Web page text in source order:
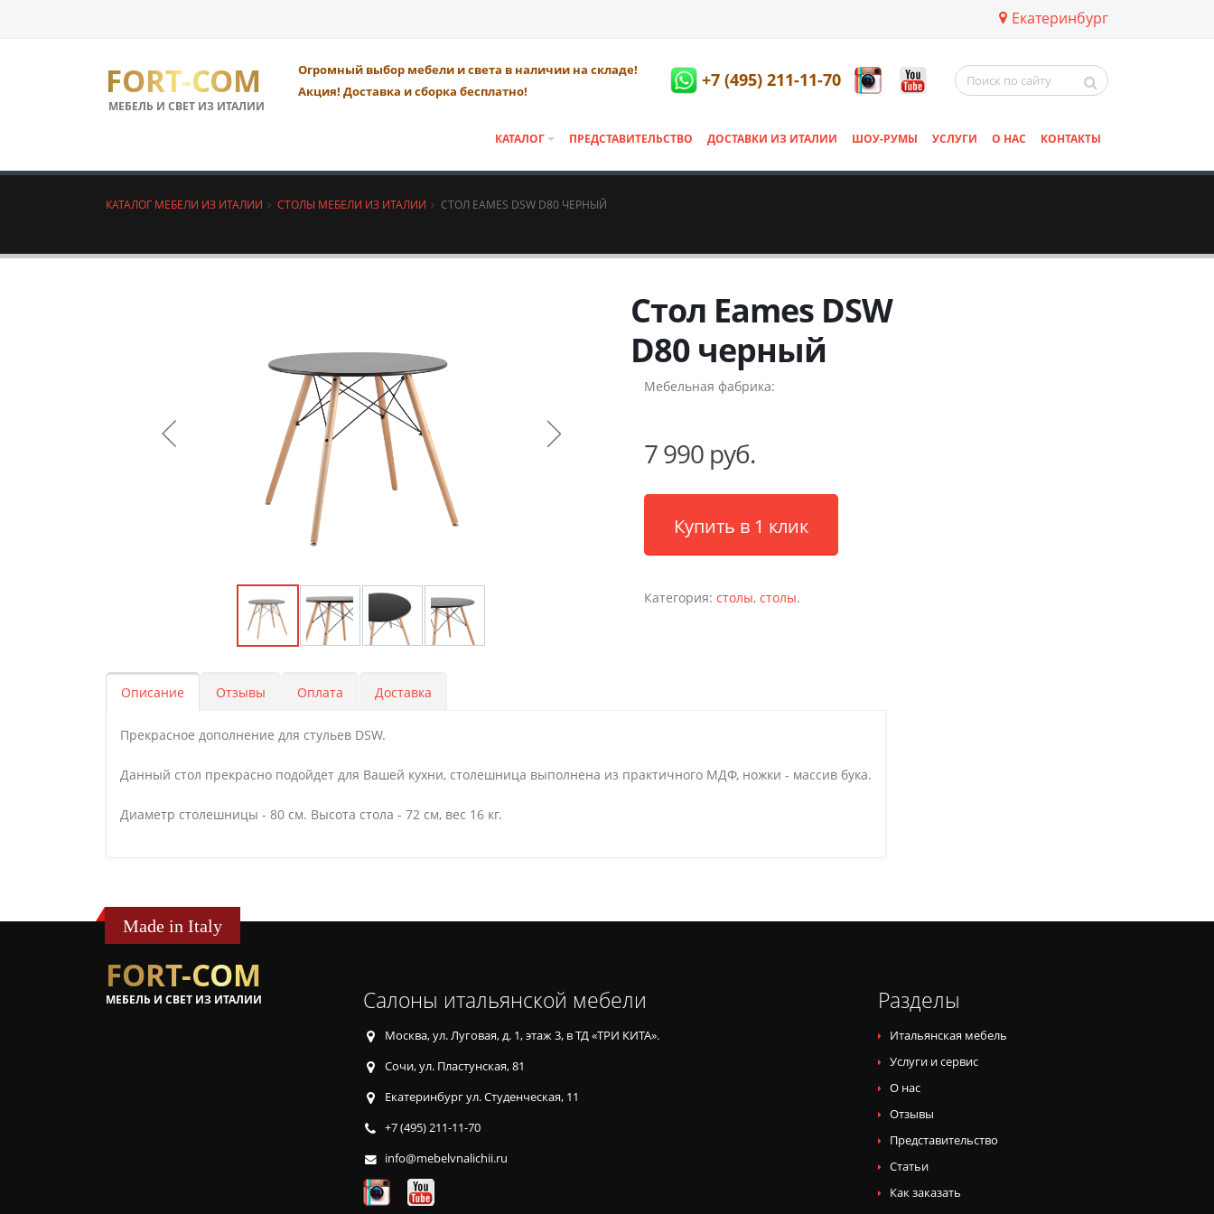
Екатеринбург
FORT-COM
МЕБЕЛЬ И СВЕТ ИЗ ИТАЛИИ
Огромный выбор мебели и света в наличии на складе!
Акция! Доставка и сборка бесплатно!
+7 (495) 211-11-70
КАТАЛОГ ПРЕДСТАВИТЕЛЬСТВО ДОСТАВКИ ИЗ ИТАЛИИ ШОУ-РУМЫ УСЛУГИ О НАС КОНТАКТЫ
КАТАЛОГ МЕБЕЛИ ИЗ ИТАЛИИ СТОЛЫ МЕБЕЛИ ИЗ ИТАЛИИ СТОЛ EAMES DSW D80 ЧЕРНЫЙ
Стол Eames DSW
D80 черный
Мебельная фабрика:
7 990 руб.
Купить в 1 клик
Категория: столы, столы.
Описание Отзывы Оплата Доставка
Прекрасное дополнение для стульев DSW.
Данный стол прекрасно подойдет для Вашей кухни, столешница выполнена из практичного МДФ, ножки - массив бука.
Диаметр столешницы - 80 см. Высота стола - 72 см, вес 16 кг.
Made in Italy
FORT-COM
МЕБЕЛЬ И СВЕТ ИЗ ИТАЛИИ Салоны итальянской мебели
Москва, ул. Луговая, д. 1, этаж 3, в ТД «ТРИ КИТА».
Сочи, ул. Пластунская, 81
Екатеринбург ул. Студенческая, 11
+7 (495) 211-11-70
info@mebelvnalichii.ru
Разделы
Итальянская мебель
Услуги и сервис
О нас
Отзывы
Представительство
Статьи
Как заказать